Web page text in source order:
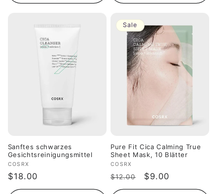
Sanftes schwarzes
Gesichtsreinigungsmittel
Anbieter:
COSRX
Normaler
Preis
$18.00
Sale
Pure Fit Cica Calming True
Sheet Mask, 10 Blätter
Anbieter:
COSRX
Normaler
Preis
$12.00 Verkaufspreis
$9.00